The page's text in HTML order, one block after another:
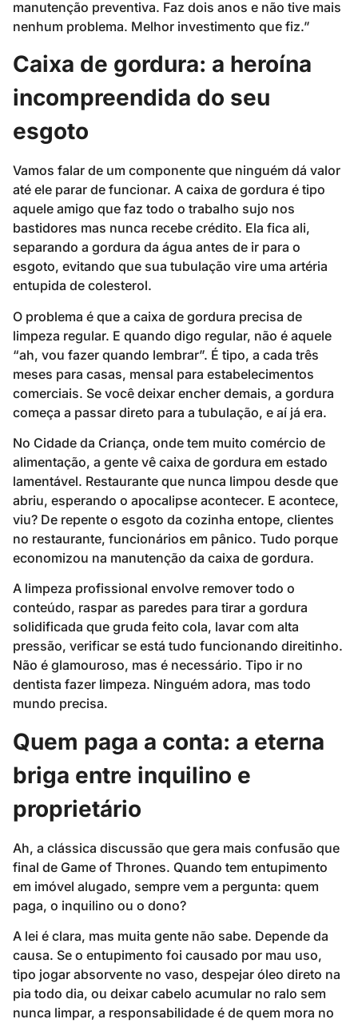
manutenção preventiva. Faz dois anos e não tive mais
nenhum problema. Melhor investimento que fiz.”
Caixa de gordura: a heroína
incompreendida do seu
esgoto
Vamos falar de um componente que ninguém dá valor
até ele parar de funcionar. A caixa de gordura é tipo
aquele amigo que faz todo o trabalho sujo nos
bastidores mas nunca recebe crédito. Ela fica ali,
separando a gordura da água antes de ir para o
esgoto, evitando que sua tubulação vire uma artéria
entupida de colesterol.
O problema é que a caixa de gordura precisa de
limpeza regular. E quando digo regular, não é aquele
“ah, vou fazer quando lembrar”. É tipo, a cada três
meses para casas, mensal para estabelecimentos
comerciais. Se você deixar encher demais, a gordura
começa a passar direto para a tubulação, e aí já era.
No Cidade da Criança, onde tem muito comércio de
alimentação, a gente vê caixa de gordura em estado
lamentável. Restaurante que nunca limpou desde que
abriu, esperando o apocalipse acontecer. E acontece,
viu? De repente o esgoto da cozinha entope, clientes
no restaurante, funcionários em pânico. Tudo porque
economizou na manutenção da caixa de gordura.
A limpeza profissional envolve remover todo o
conteúdo, raspar as paredes para tirar a gordura
solidificada que gruda feito cola, lavar com alta
pressão, verificar se está tudo funcionando direitinho.
Não é glamouroso, mas é necessário. Tipo ir no
dentista fazer limpeza. Ninguém adora, mas todo
mundo precisa.
Quem paga a conta: a eterna
briga entre inquilino e
proprietário
Ah, a clássica discussão que gera mais confusão que
final de Game of Thrones. Quando tem entupimento
em imóvel alugado, sempre vem a pergunta: quem
paga, o inquilino ou o dono?
A lei é clara, mas muita gente não sabe. Depende da
causa. Se o entupimento foi causado por mau uso,
tipo jogar absorvente no vaso, despejar óleo direto na
pia todo dia, ou deixar cabelo acumular no ralo sem
nunca limpar, a responsabilidade é de quem mora no